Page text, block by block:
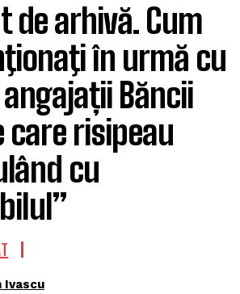
de arhivă. Cum
în urmă cu
Băncii
care risipeau
cu
Ivascu